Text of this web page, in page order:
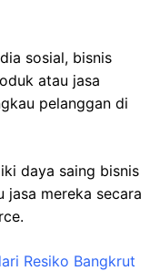
sosial, bisnis
atau jasa
pelanggan di
daya saing bisnis
jasa mereka secara
Resiko Bangkrut